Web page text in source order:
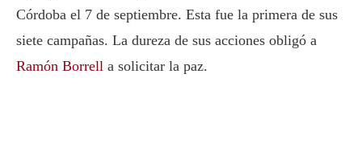
Córdoba el 7 de septiembre. Esta fue la primera de sus
siete campañas. La dureza de sus acciones obligó a
Ramón Borrell a solicitar la paz.